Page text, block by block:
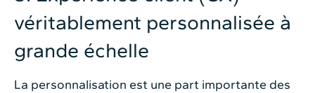
véritablement personnalisée à
grande échelle
La personnalisation est une part importante des